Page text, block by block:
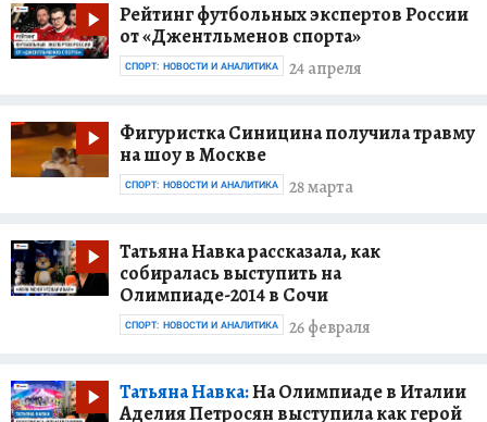
Рейтинг футбольных экспертов России
от «Джентльменов спорта»
24 апреля
СПОРТ: НОВОСТИ И АНАЛИТИКА
Фигуристка Синицина получила травму
на шоу в Москве
28 марта
СПОРТ: НОВОСТИ И АНАЛИТИКА
Татьяна Навка рассказала, как
собиралась выступить на
Олимпиаде-2014 в Сочи
26 февраля
СПОРТ: НОВОСТИ И АНАЛИТИКА
Татьяна Навка:На Олимпиаде в Италии
Аделия Петросян выступила как герой